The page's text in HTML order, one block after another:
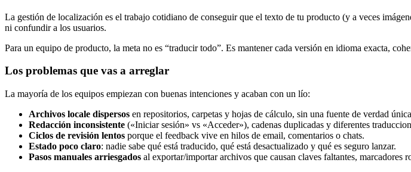
La gestión de localización es el trabajo cotidiano de conseguir que el texto de tu producto (y a veces
ni confundir a los usuarios.
Para un equipo de producto, la meta no es “traducir todo”. Es mantener cada versión en idioma exacta,
Los problemas que vas a arreglar
La mayoría de los equipos empiezan con buenas intenciones y acaban con un lío:
Archivos locale dispersos en repositorios, carpetas y hojas de cálculo, sin una fuente de verdad
Redacción inconsistente («Iniciar sesión» vs «Acceder»), cadenas duplicadas y diferentes
Ciclos de revisión lentos porque el feedback vive en hilos de email, comentarios o chats.
Estado poco claro: nadie sabe qué está traducido, qué está desactualizado y qué es seguro lanzar.
Pasos manuales arriesgados al exportar/importar archivos que causan claves faltantes, marcadores